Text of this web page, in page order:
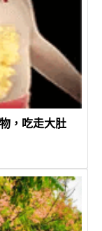
，吃走大肚